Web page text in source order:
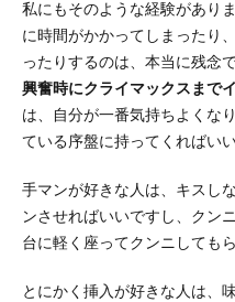
私にもそのような経験があり
に時間がかかってしまったり
ったりするのは、本当に残念で
興奮時にクライマックスまで
は、自分が一番気持ちよくな
ている序盤に持ってくればいい
手マンが好きな人は、キスし
ンさせればいいですし、クン
台に軽く座ってクンニしても
とにかく挿入が好きな人は、